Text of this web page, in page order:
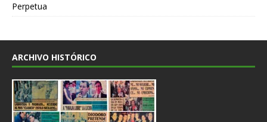
Perpetua
ARCHIVO HISTÓRICO